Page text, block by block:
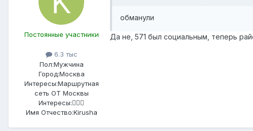
Постоянные участники
6.3 тыс
Пол:Мужчина
Город:Москва
Интересы:Маршрутная
сеть ОТ Москвы
Интересы:🤷🏻‍♂️
Имя Отчество:Kirusha
обманули
Да не, 571 был социальным, теперь